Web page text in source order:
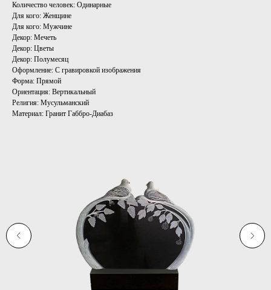
Количество человек: Одинарные
Для кого: Женщине
Для кого: Мужчине
Декор: Мечеть
Декор: Цветы
Декор: Полумесяц
Оформление: С гравировкой изображения
Форма: Прямой
Ориентация: Вертикальный
Религия: Мусульманский
Материал: Гранит Габбро-Диабаз